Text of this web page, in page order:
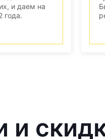
и даем на
года.
и